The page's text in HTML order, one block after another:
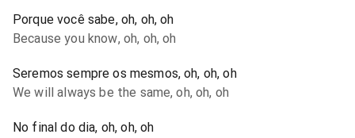
Porque você sabe, oh, oh, oh
Because you know, oh, oh, oh
Seremos sempre os mesmos, oh, oh, oh
We will always be the same, oh, oh, oh
No final do dia, oh, oh, oh